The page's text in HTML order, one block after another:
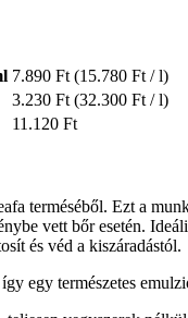
7.890 Ft (15.780 Ft / l)
3.230 Ft (32.300 Ft / l)
11.120 Ft
terméséből. Ezt a
vett bőr esetén.
és véd a kiszáradástól.
egy természetes